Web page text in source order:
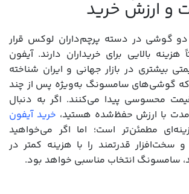
و ارزش خرید
دو گوشی در دسته پرچم‌داران لوکس قرار
بالایی برای خریداران دارند. آیفون
بیشتری در بازار جهانی و ایران شناخته
گوشی‌های سامسونگ به‌ویژه پس از چند
محسوسی پیدا می‌کنند. اگر به دنبال
با ارزش حفظ‌شده هستید، خرید آیفون
مطمئن‌تر است؛ اما اگر می‌خواهید
و سخت‌افزار قدرتمند را با هزینه کمتر در
سامسونگ انتخاب مناسبی خواهد بود.